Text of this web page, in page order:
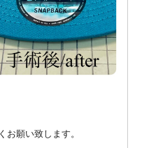
願い致します。